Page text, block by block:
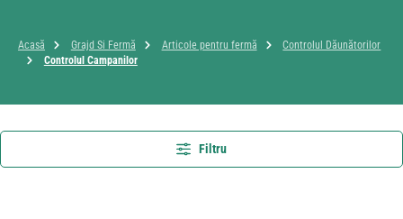
Acasă Grajd Si Fermă Articole pentru fermă
Controlul Dăunătorilor
Controlul Campanilor
Filtru